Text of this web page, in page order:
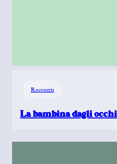
Racconti
La bambina dagli